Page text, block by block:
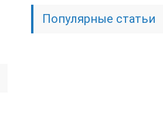
Популярные статьи